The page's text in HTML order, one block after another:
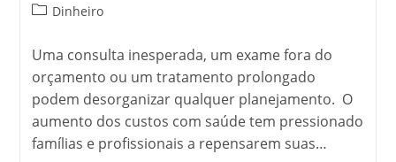
Categoria
post:
Dinheiro
Uma consulta inesperada, um exame fora do
orçamento ou um tratamento prolongado
podem desorganizar qualquer planejamento. O
aumento dos custos com saúde tem pressionado
famílias e profissionais a repensarem suas…